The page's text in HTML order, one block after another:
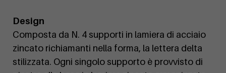
Design
Composta da N. 4 supporti in lamiera di acciaio
zincato richiamanti nella forma, la lettera delta
stilizzata. Ogni singolo supporto è provvisto di